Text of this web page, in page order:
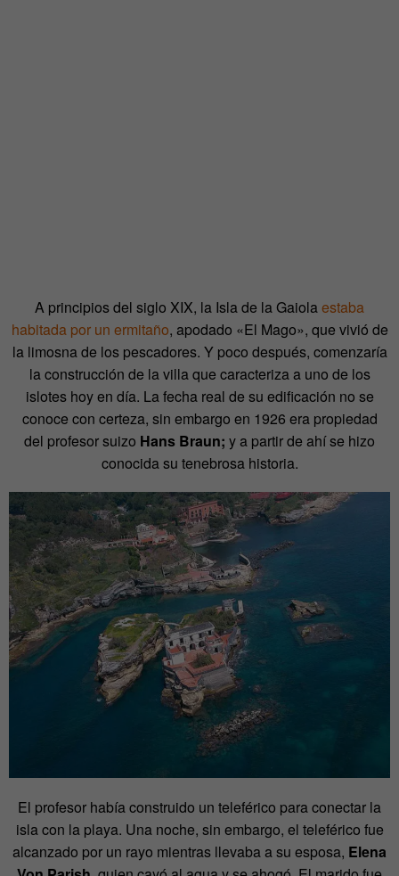
A principios del siglo XIX, la Isla de la Gaiolaestaba
habitada por un ermitaño, apodado «El Mago», que vivió de
la limosna de los pescadores. Y poco después, comenzaría
la construcción de la villa que caracteriza a uno de los
islotes hoy en día. La fecha real de su edificación no se
conoce con certeza, sin embargo en 1926 era propiedad
del profesor suizo Hans Braun; y a partir de ahí se hizo
conocida su tenebrosa historia.
El profesor había construido un teleférico para conectar la
isla con la playa. Una noche, sin embargo, el teleférico fue
alcanzado por un rayo mientras llevaba a su esposa, Elena